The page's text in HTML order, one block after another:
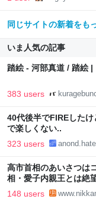
同じサイトの新着をも
いま人気の記事
踏絵 - 河部真道 / 踏絵 |
383 users
40代後半でFIREした
で楽しくない..
323 users
高市首相のあいさつは
相・愛子内親王とは絶
148 users